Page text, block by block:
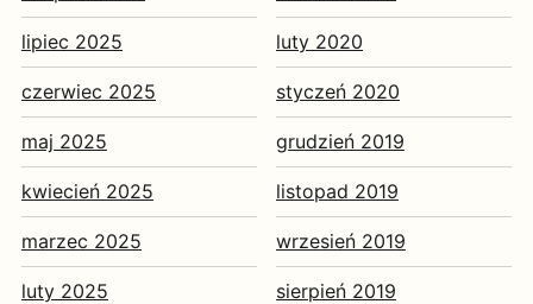
lipiec 2025
czerwiec 2025
maj 2025
kwiecień 2025
marzec 2025
luty 2025
luty 2020
styczeń 2020
grudzień 2019
listopad 2019
wrzesień 2019
sierpień 2019